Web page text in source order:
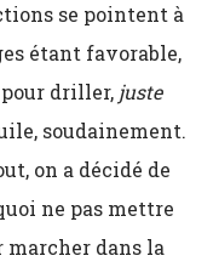
se pointent à
étant favorable,
pour driller, juste
soudainement.
on a décidé de
ne pas mettre
marcher dans la